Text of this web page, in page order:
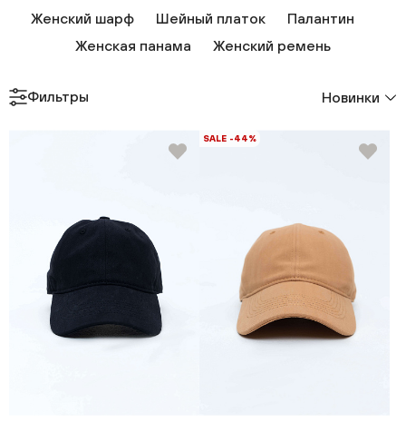
Женский шарф
Шейный платок
Палантин
Женская панама
Женский ремень
Фильтры Новинки
SALE -44%